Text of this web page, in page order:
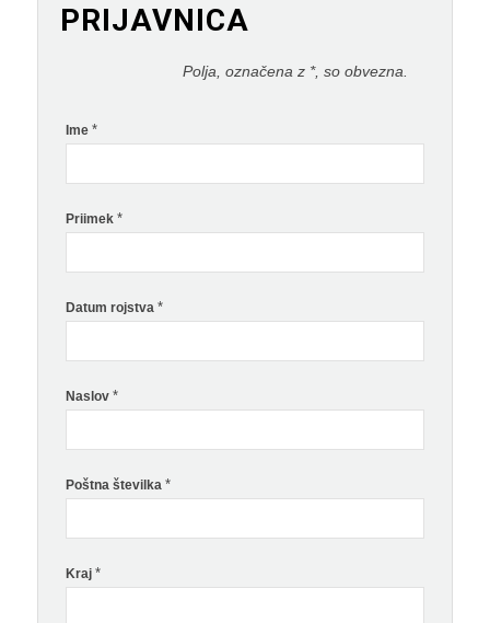
PRIJAVNICA
Polja, označena z *, so obvezna.
Ime *
Priimek *
Datum rojstva *
Naslov *
Poštna številka *
Kraj *